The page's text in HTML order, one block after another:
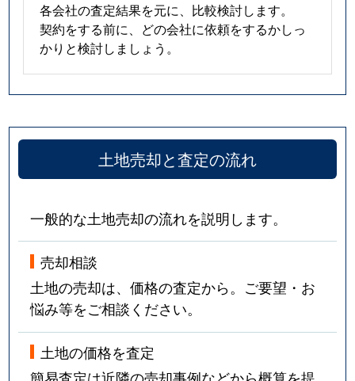
各会社の査定結果を元に、比較検討します。
契約をする前に、どの会社に依頼をするかしっ
かりと検討しましょう。
土地売却と査定の流れ
一般的な土地売却の流れを説明します。
売却相談
土地の売却は、価格の査定から。ご要望・お
悩み等をご相談ください。
土地の価格を査定